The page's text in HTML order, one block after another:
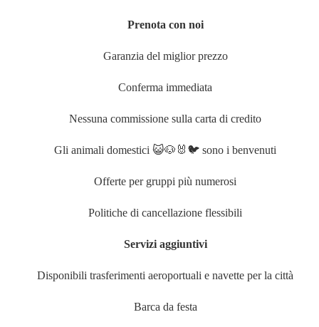
Prenota con noi
Garanzia del miglior prezzo
Conferma immediata
Nessuna commissione sulla carta di credito
Gli animali domestici 😺🐶🐰🐦 sono i benvenuti
Offerte per gruppi più numerosi
Politiche di cancellazione flessibili
Servizi aggiuntivi
Disponibili trasferimenti aeroportuali e navette per la città
Barca da festa